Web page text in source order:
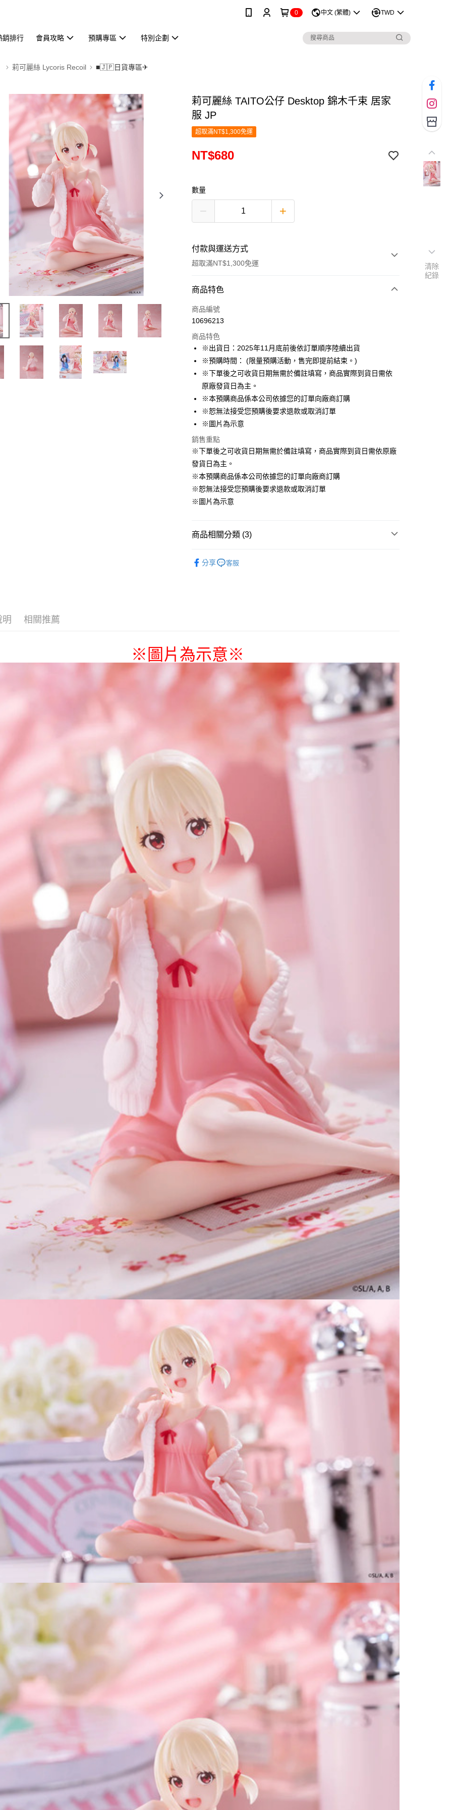
0 中文 (繁體) TWD
銷排行 會員攻略 預購專區 特別企劃
莉可麗絲 Lycoris Recoil ■🇯🇵日貨專區✈
莉可麗絲 TAITO公仔 Desktop 錦木千束 居家
服 JP
超取滿NT$1,300免運
NT$680
數量
付款與運送方式
超取滿NT$1,300免運
付款方式
信用卡一次付款
LINE Pay
Apple Pay
悠遊付
Google Pay
ATM付款
貨到付款
運送方式
全家取貨付款
每筆NT$65，滿NT$1,300(含以上)免運費
每筆NT$65，滿NT$1,300(含以上)免運費
每筆NT$9,999
宅配-木棉花樂園專用
每筆NT$100，滿NT$1,300(含以上)免運費
宅配-離島(澎湖/金門/馬祖)-木棉花樂園專用
商品特色
商品編號
10696213
商品特色
※出貨日：2025年11月底前後依訂單順序陸續出貨
※預購時間： (限量預購活動，售完即提前結束。)
※下單後之可收貨日期無需於備註填寫，商品實際到貨日需依
原廠發貨日為主。
※本預購商品係本公司依據您的訂單向廠商訂購
※恕無法接受您預購後要求退款或取消訂單
※圖片為示意
銷售重點
※下單後之可收貨日期無需於備註填寫，商品實際到貨日需依原廠
發貨日為主。
※本預購商品係本公司依據您的訂單向廠商訂購
※恕無法接受您預購後要求退款或取消訂單
※圖片為示意
商品相關分類 (3)
Lycoris Recoil
分享 客服
明 相關推薦
※圖片為示意※
清除
紀錄